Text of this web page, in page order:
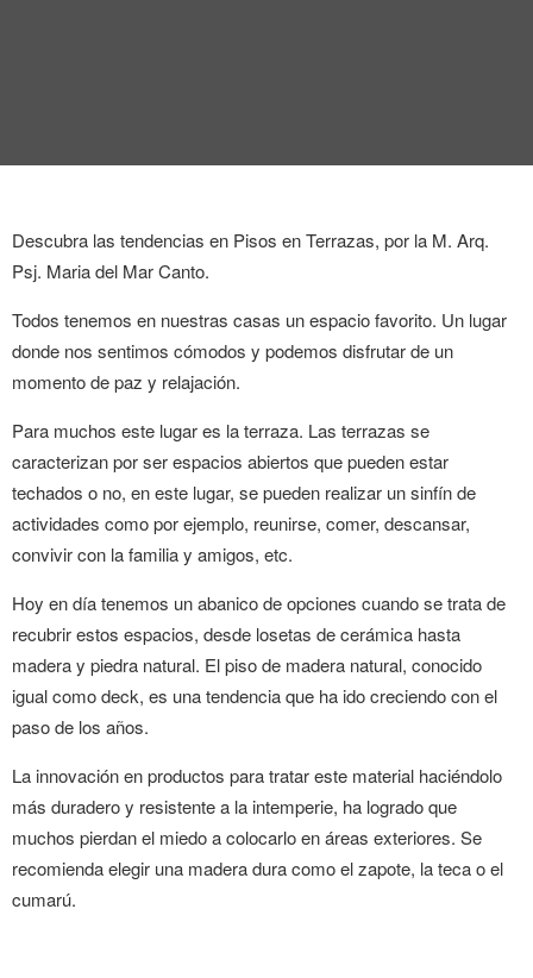
LA FOTO
LANDUUM
COLABORADORES
Descubra las tendencias en Pisos en Terrazas, por la M. Arq.
Psj. Maria del Mar Canto.
Todos tenemos en nuestras casas un espacio favorito. Un lugar
donde nos sentimos cómodos y podemos disfrutar de un
momento de paz y relajación.
Para muchos este lugar es la terraza. Las terrazas se
caracterizan por ser espacios abiertos que pueden estar
techados o no, en este lugar, se pueden realizar un sinfín de
actividades como por ejemplo, reunirse, comer, descansar,
convivir con la familia y amigos, etc.
Hoy en día tenemos un abanico de opciones cuando se trata de
recubrir estos espacios, desde losetas de cerámica hasta
madera y piedra natural. El piso de madera natural, conocido
igual como deck, es una tendencia que ha ido creciendo con el
paso de los años.
La innovación en productos para tratar este material haciéndolo
más duradero y resistente a la intemperie, ha logrado que
muchos pierdan el miedo a colocarlo en áreas exteriores. Se
recomienda elegir una madera dura como el zapote, la teca o el
cumarú.